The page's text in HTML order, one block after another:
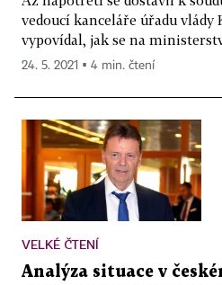
vedoucí kanceláře úřadu vlády
vypovídal, jak se na
24. 5. 2021 ▪ 4 min. čtení
VELKÉ ČTENÍ
Analýza situace v